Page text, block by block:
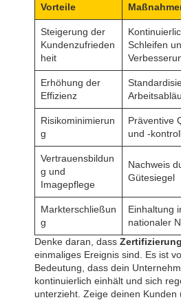
Vorteile
Steigerung der
Kundenzufrieden
heit
Schleifen
Erhöhung der
Effizienz
Risikominimierun
g
Präventive
und -
Vertrauensbildun
g und
Imagepflege
Nachweis
Gütesiegel
Markterschließun
g
Einhaltung
nationaler
Denke daran, dass
einmaliges Ereignis sind. Es ist
Bedeutung, dass dein
kontinuierlich einhält und sich
unterzieht. Zeige deinen Kunden